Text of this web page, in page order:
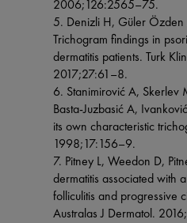
2006;126:2565–75.
5. Denizli H, Güler Özden
Trichogram findings in
dermatitis patients. Turk
2017;27:61–8.
6. Stanimirović A, Skerlev
Basta-Juzbasić A,
its own characteristic
1998;17:156–9.
7. Pitney L, Weedon D,
dermatitis associated with
folliculitis and progressive
Australas J Dermatol.